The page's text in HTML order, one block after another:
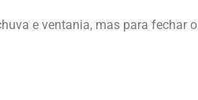
e ventania, mas para fechar o